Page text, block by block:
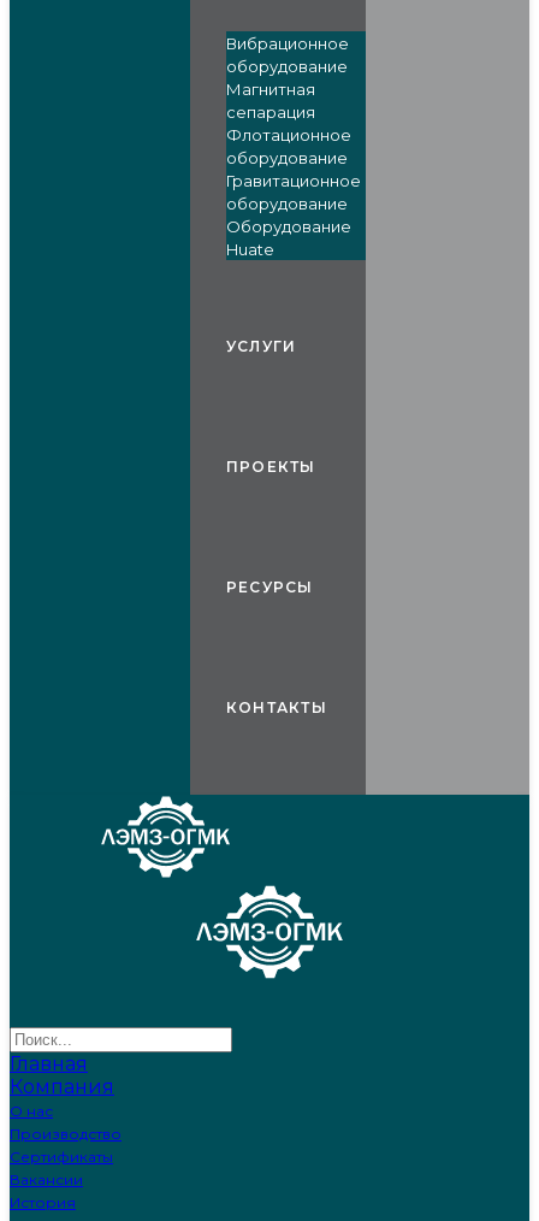
Вибрационное
оборудование
Магнитная
сепарация
Флотационное
оборудование
Гравитационное
оборудование
Оборудование
Huate
УСЛУГИ
ПРОЕКТЫ
РЕСУРСЫ
КОНТАКТЫ
Главная
Компания
О нас
Производство
Сертификаты
Вакансии
История